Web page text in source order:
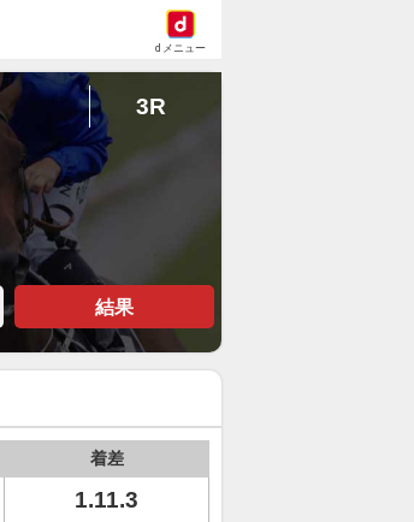
dメニュー
3R
結果
着差
1.11.3